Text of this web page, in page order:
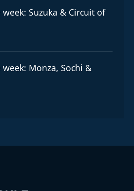
Suzuka & Circuit of
Monza, Sochi &